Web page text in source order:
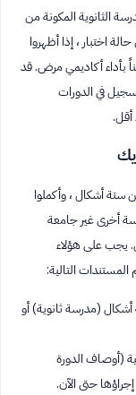
الثانوية المكونة من
اختبار ، إذا أظهروا
بأداء أكاديمي مرض. قد
في الدورات
ستة أشكال ، وأكملوا
أخرى غير جامعة
يجب على هؤلاء
التالية:
(مدرسة ثانوية) أو
(أوصاف الدورة
حتى الآن.